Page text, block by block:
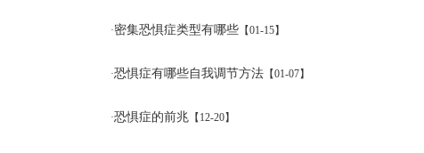
·密集恐惧症类型有哪些 【01-15】
·恐惧症有哪些自我调节方法 【01-07】
·恐惧症的前兆 【12-20】